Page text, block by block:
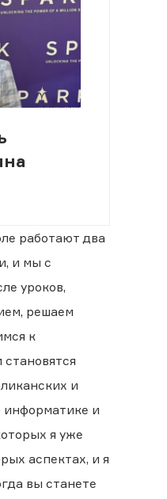
работают два
и мы с
уроков,
решаем
к
и
и
я уже
аспектах, и я
вы станете